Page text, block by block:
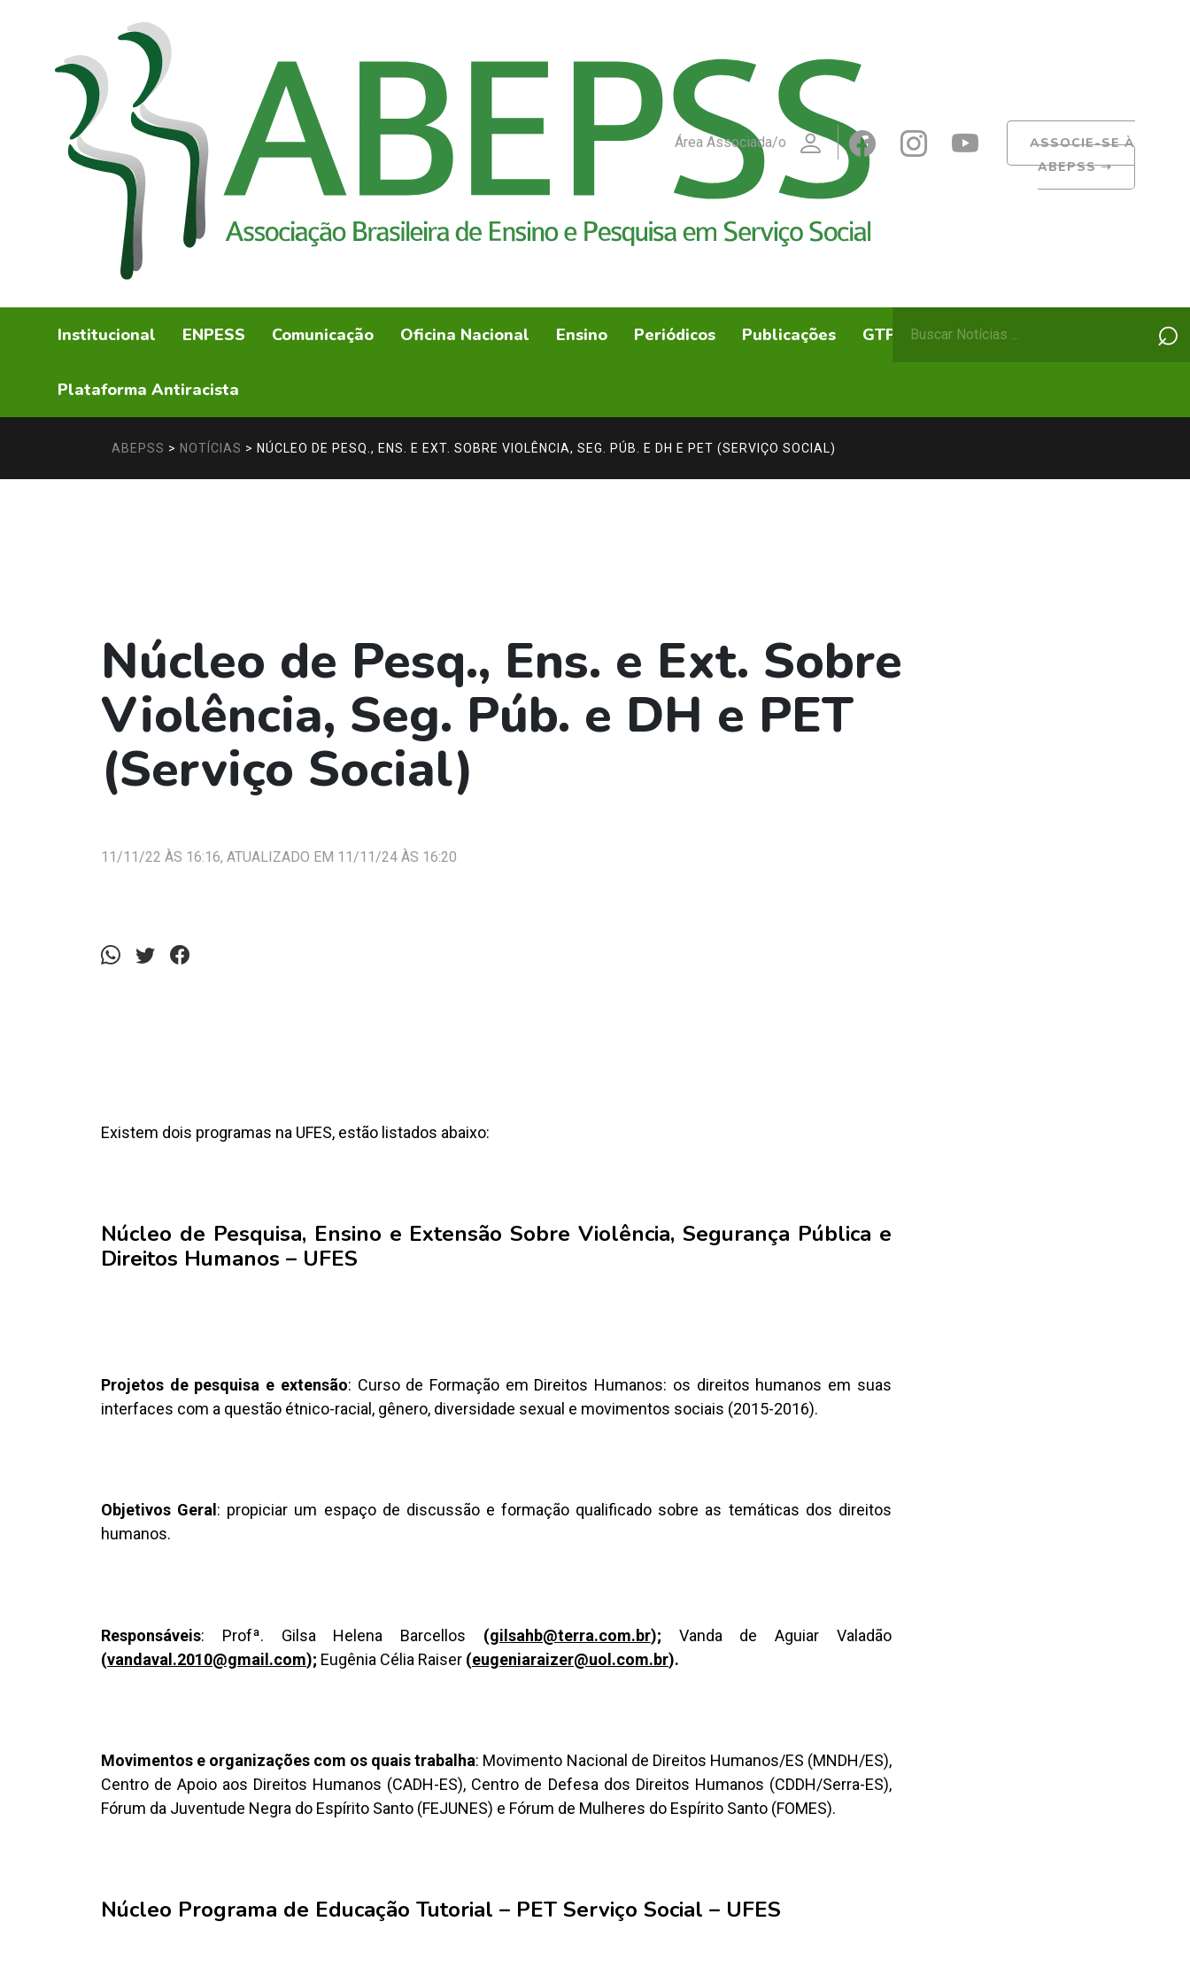
Área Associada/o
ASSOCIE-SE À
ABEPSS➝
Institucional ENPESS Comunicação Oficina Nacional Ensino Periódicos Publicações GTPs ABEPSS Itinerante
Plataforma Antiracista
por:
⌕
ABEPSS > NOTÍCIAS > NÚCLEO DE PESQ., ENS. E EXT. SOBRE VIOLÊNCIA, SEG. PÚB. E DH E PET (SERVIÇO SOCIAL)
Núcleo de Pesq., Ens. e Ext. Sobre
Violência, Seg. Púb. e DH e PET
(Serviço Social)
11/11/22 ÀS 16:16, ATUALIZADO EM 11/11/24 ÀS 16:20
Existem dois programas na UFES, estão listados abaixo:
Núcleo de Pesquisa, Ensino e Extensão Sobre Violência, Segurança Pública e
Direitos Humanos – UFES
Projetos de pesquisa e extensão: Curso de Formação em Direitos Humanos: os direitos humanos em suas
interfaces com a questão étnico-racial, gênero, diversidade sexual e movimentos sociais (2015-2016).
Objetivos Geral : propiciar um espaço de discussão e formação qualificado sobre as temáticas dos direitos
humanos.
Responsáveis: Profª. Gilsa Helena Barcellos (gilsahb@terra.com.br); Vanda de Aguiar Valadão
(vandaval.2010@gmail.com); Eugênia Célia Raiser (eugeniaraizer@uol.com.br).
Movimentos e organizações com os quais trabalha: Movimento Nacional de Direitos Humanos/ES (MNDH/ES),
Centro de Apoio aos Direitos Humanos (CADH-ES), Centro de Defesa dos Direitos Humanos (CDDH/Serra-ES),
Fórum da Juventude Negra do Espírito Santo (FEJUNES) e Fórum de Mulheres do Espírito Santo (FOMES).
Núcleo Programa de Educação Tutorial – PET Serviço Social – UFES